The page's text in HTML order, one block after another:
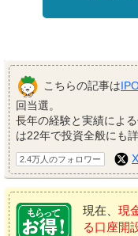
こちらの記事は
回当選。
長年の経験と実績によ
は22年で投資全般にも詳
2.4万人のフォロワー
現在、 現
る口座開